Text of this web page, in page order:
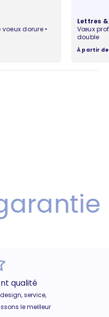
dorure •
Lettres
Vœux
double
Prix de
À partir de
qualité
service,
le meilleur